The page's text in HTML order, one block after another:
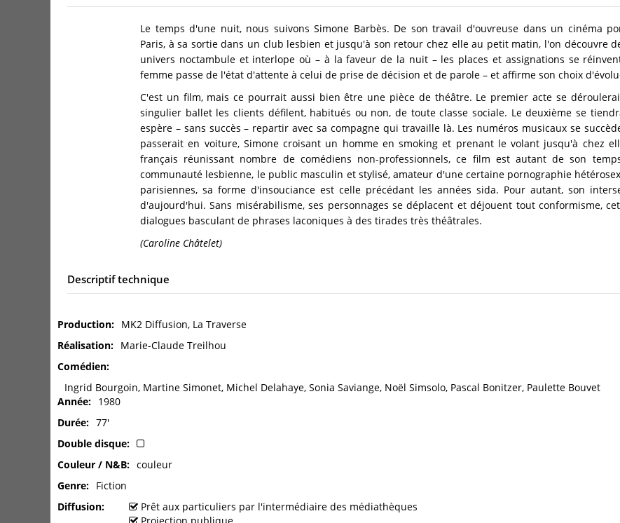
Le temps d'une nuit, nous suivons Simone Barbès. De son travail d'ouvreuse dans un cinéma
Paris, à sa sortie dans un club lesbien et jusqu'à son retour chez elle au petit matin, l'on découvre
univers noctambule et interlope où – à la faveur de la nuit – les places et assignations se
femme passe de l'état d'attente à celui de prise de décision et de parole – et affirme son choix
C'est un film, mais ce pourrait aussi bien être une pièce de théâtre. Le premier acte se
singulier ballet les clients défilent, habitués ou non, de toute classe sociale. Le deuxième se
espère – sans succès – repartir avec sa compagne qui travaille là. Les numéros musicaux se
passerait en voiture, Simone croisant un homme en smoking et prenant le volant jusqu'à chez
français réunissant nombre de comédiens non-professionnels, ce film est autant de son
communauté lesbienne, le public masculin et stylisé, amateur d'une certaine pornographie
parisiennes, sa forme d'insouciance est celle précédant les années sida. Pour autant, son
d'aujourd'hui. Sans misérabilisme, ses personnages se déplacent et déjouent tout conformisme,
dialogues basculant de phrases laconiques à des tirades très théâtrales.
(Caroline Châtelet)
Descriptif technique
Production
MK2 Diffusion, La Traverse
Réalisation
Marie-Claude Treilhou
Comédien
Ingrid Bourgoin, Martine Simonet, Michel Delahaye, Sonia Saviange, Noël Simsolo, Pascal Bonitzer, Paulette Bouvet
Année
1980
Durée
77'
Double disque
Couleur / N&B
couleur
Genre
Fiction
Diffusion
Prêt aux particuliers par l'intermédiaire des médiathèques
Projection publique